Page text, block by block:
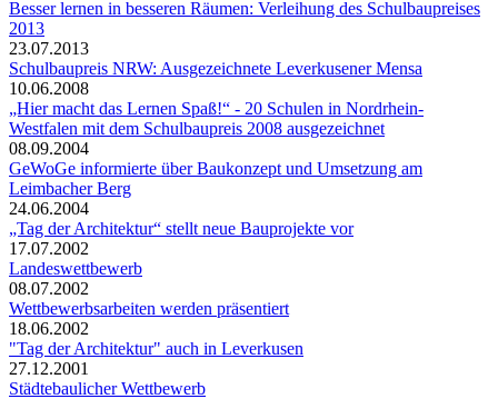
Besser lernen in besseren Räumen: Verleihung des Schulbaupreises
2013
23.07.2013
Schulbaupreis NRW: Ausgezeichnete Leverkusener Mensa
10.06.2008
„Hier macht das Lernen Spaß!“ - 20 Schulen in Nordrhein-
Westfalen mit dem Schulbaupreis 2008 ausgezeichnet
08.09.2004
GeWoGe informierte über Baukonzept und Umsetzung am
Leimbacher Berg
24.06.2004
„Tag der Architektur“ stellt neue Bauprojekte vor
17.07.2002
Landeswettbewerb
08.07.2002
Wettbewerbsarbeiten werden präsentiert
18.06.2002
"Tag der Architektur" auch in Leverkusen
27.12.2001
Städtebaulicher Wettbewerb